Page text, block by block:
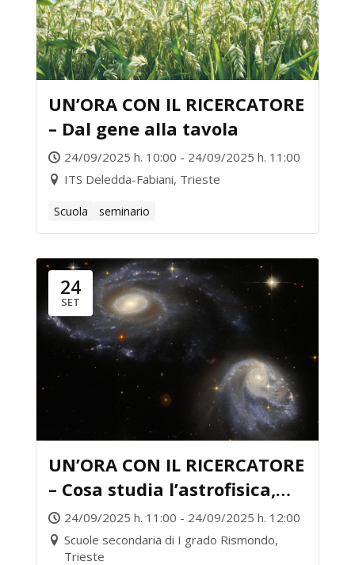
UN’ORA CON IL RICERCATORE
– Dal gene alla tavola
24/09/2025 h. 10:00 - 24/09/2025 h. 11:00
ITS Deledda-Fabiani, Trieste
Scuola seminario
24
SET
UN’ORA CON IL RICERCATORE
– Cosa studia l’astrofisica,
ma soprattutto perché?
24/09/2025 h. 11:00 - 24/09/2025 h. 12:00
Scuole secondaria di I grado Rismondo,
Trieste